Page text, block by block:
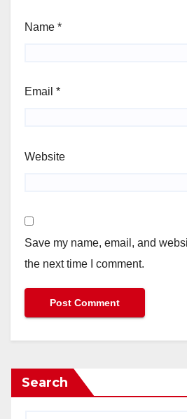
Name *
Email *
Website
Save my name, email, and
the next time I comment.
Search